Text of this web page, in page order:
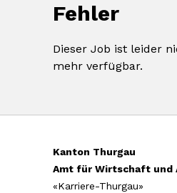
Fehler
Dieser Job ist leider
mehr verfügbar.
Kanton Thurgau
Amt für Wirtschaft und
«Karriere-Thurgau»